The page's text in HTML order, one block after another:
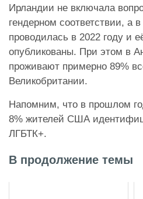
Ирландии не включала
гендерном соответствии, а
проводилась в 2022 году и
опубликованы. При этом в
проживают примерно 89%
Великобритании.
Напомним, что в прошлом
8% жителей США
ЛГБТК+.
В продолжение темы